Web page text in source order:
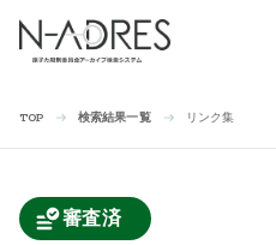
TOP 検索結果一覧 リンク集
審査済